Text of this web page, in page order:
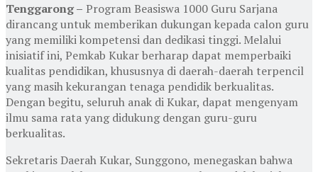
Tenggarong – Program Beasiswa 1000 Guru Sarjana
dirancang untuk memberikan dukungan kepada calon guru
yang memiliki kompetensi dan dedikasi tinggi. Melalui
inisiatif ini, Pemkab Kukar berharap dapat memperbaiki
kualitas pendidikan, khususnya di daerah-daerah terpencil
yang masih kekurangan tenaga pendidik berkualitas.
Dengan begitu, seluruh anak di Kukar, dapat mengenyam
ilmu sama rata yang didukung dengan guru-guru
berkualitas.
Sekretaris Daerah Kukar, Sunggono, menegaskan bahwa